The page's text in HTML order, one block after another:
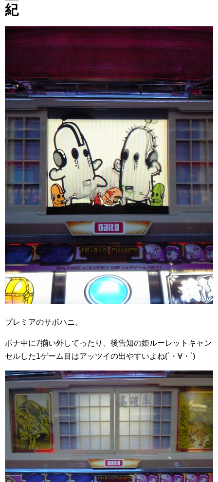
紀
プレミアのサボハニ。
ボナ中に7揃い外してったり、後告知の姫ルーレットキャン
セルした1ゲーム目はアッツイの出やすいよね(´・∀・`)